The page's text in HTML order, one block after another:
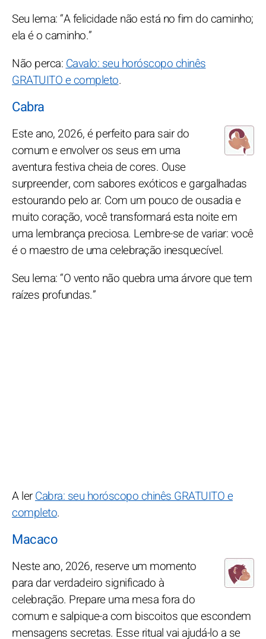
Seu lema: “A felicidade não está no fim do caminho;
ela é o caminho.”
Não perca: Cavalo: seu horóscopo chinês
GRATUITO e completo.
Cabra
Este ano, 2026, é perfeito para sair do
comum e envolver os seus em uma
aventura festiva cheia de cores. Ouse
surpreender, com sabores exóticos e gargalhadas
estourando pelo ar. Com um pouco de ousadia e
muito coração, você transformará esta noite em
uma lembrança preciosa. Lembre-se de variar: você
é o maestro de uma celebração inesquecível.
Seu lema: “O vento não quebra uma árvore que tem
raízes profundas.”
A lerCabra: seu horóscopo chinês GRATUITO e
completo.
Macaco
Neste ano, 2026, reserve um momento
para dar verdadeiro significado à
celebração. Prepare uma mesa fora do
comum e salpique-a com biscoitos que escondem
mensagens secretas. Esse ritual vai ajudá-lo a se